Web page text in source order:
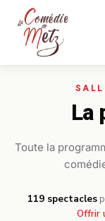
Passer au
La
Toute la
119 spectacles·
Offrir